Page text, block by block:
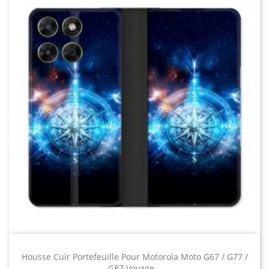
Housse Cuir Portefeuille Pour Motorola Moto G67 / G77 /